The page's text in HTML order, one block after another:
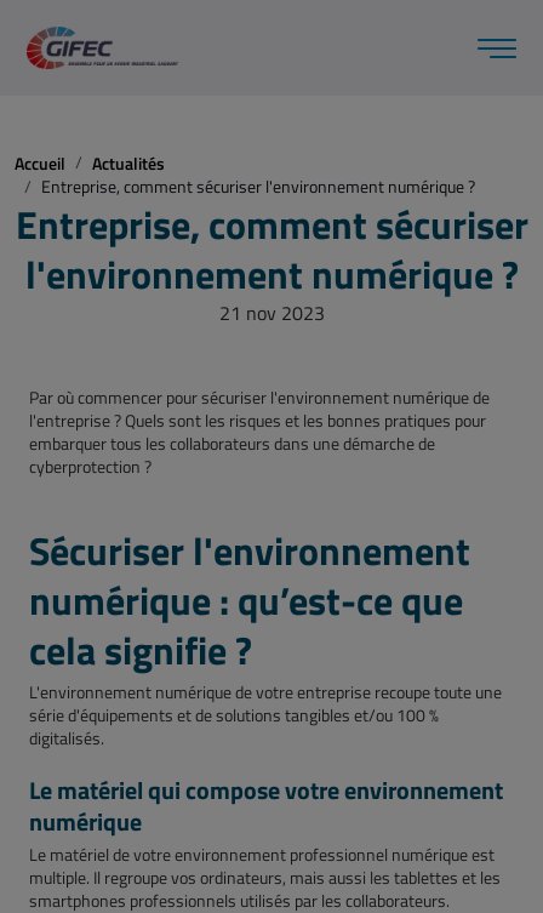
Accueil
Actualités
Entreprise, comment sécuriser l'environnement numérique ?
Entreprise, comment sécuriser
l'environnement numérique ?
21 nov 2023
Par où commencer pour sécuriser l'environnement numérique de
l'entreprise ? Quels sont les risques et les bonnes pratiques pour
embarquer tous les collaborateurs dans une démarche de
cyberprotection ?
Sécuriser l'environnement
numérique : qu’est-ce que
cela signifie ?
L'environnement numérique de votre entreprise recoupe toute une
série d'équipements et de solutions tangibles et/ou 100 %
digitalisés.
Le matériel qui compose votre environnement
numérique
Le matériel de votre environnement professionnel numérique est
multiple. Il regroupe vos ordinateurs, mais aussi les tablettes et les
smartphones professionnels utilisés par les collaborateurs.